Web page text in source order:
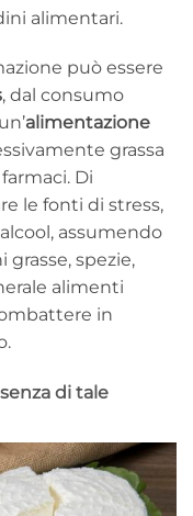
alimentari.
può essere
, dal consumo
alimentazione
grassa
Di
le fonti di stress,
assumendo
spezie,
alimenti
in
di tale